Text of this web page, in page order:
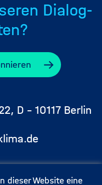
dieser Website eine
Dialog-
D - 10117 Berlin